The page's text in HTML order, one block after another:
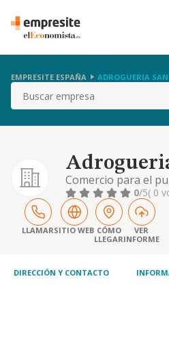
EMPRESITE ESPAÑA ADROGUERIA
Buscar
Comercio para el
droguería.
0/5( 0
LLAMARSITIO WEB CÓMO
LLEGAR
VER
INFORME
DIRECCIÓN Y CONTACTO